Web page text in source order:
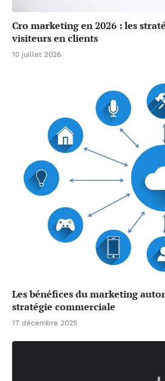
Cro marketing en 2026 : les
visiteurs en clients
10 juillet 2026
Les bénéfices du marketing
stratégie commerciale
17 décembre 2025